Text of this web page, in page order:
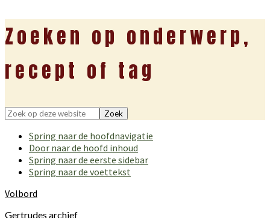
Zoeken op onderwerp,
recept of tag
Zoek
deze
website
Spring naar de hoofdnavigatie
Door naar de hoofd inhoud
Spring naar de eerste sidebar
Spring naar de voettekst
Volbord
Gertrudes archief